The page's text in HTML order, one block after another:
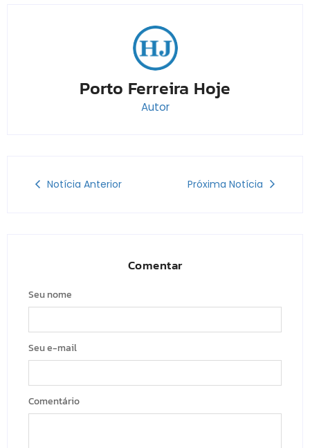
Porto Ferreira Hoje
Autor
Notícia Anterior Próxima Notícia
Comentar
Seu nome
Seu e-mail
Comentário